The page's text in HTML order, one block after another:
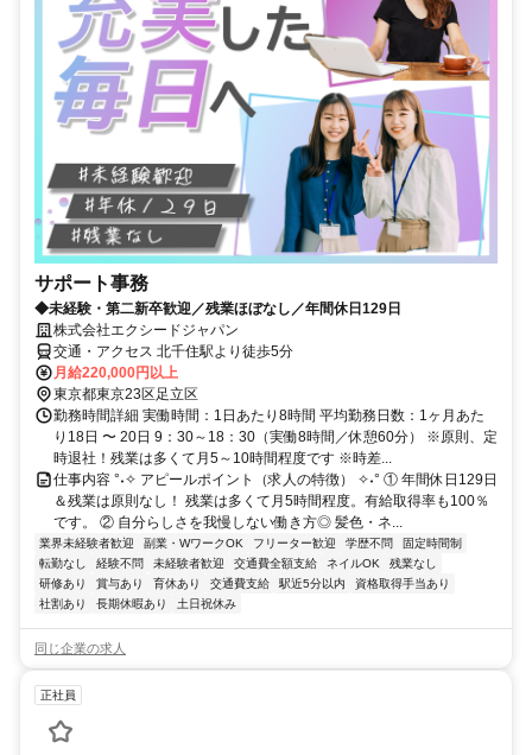
サポート事務
◆未経験・第二新卒歓迎／残業ほぼなし／年間休日129日
株式会社エクシードジャパン
交通・アクセス 北千住駅より徒歩5分
月給220,000円以上
東京都東京23区足立区
勤務時間詳細 実働時間：1日あたり8時間 平均勤務日数：1ヶ月あた
り18日 〜 20日 9：30～18：30（実働8時間／休憩60分） ※原則、定
時退社！残業は多くて月5～10時間程度です ※時差...
仕事内容 °˖✧ アピールポイント（求人の特徴） ✧˖° ① 年間休日129日
＆残業は原則なし！ 残業は多くて月5時間程度。有給取得率も100％
です。 ② 自分らしさを我慢しない働き方◎ 髪色・ネ...
業界未経験者歓迎 副業・WワークOK フリーター歓迎 学歴不問
固定時間制
転勤なし
経験不問 未経験者歓迎 交通費全額支給 ネイルOK
残業なし
研修あり
賞与あり 育休あり 交通費支給 駅近5分以内
資格取得手当あり
社割あり
長期休暇あり 土日祝休み
同じ企業の求人
正社員